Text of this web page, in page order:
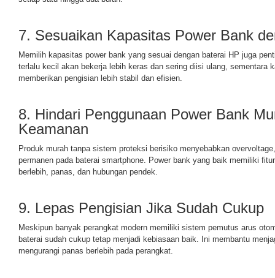
7. Sesuaikan Kapasitas Power Bank
Memilih kapasitas power bank yang sesuai dengan baterai HP juga
terlalu kecil akan bekerja lebih keras dan sering diisi ulang, sementara
memberikan pengisian lebih stabil dan efisien.
8. Hindari Penggunaan Power Bank
Keamanan
Produk murah tanpa sistem proteksi berisiko menyebabkan
permanen pada baterai smartphone. Power bank yang baik memiliki
berlebih, panas, dan hubungan pendek.
9. Lepas Pengisian Jika Sudah Cukup
Meskipun banyak perangkat modern memiliki sistem pemutus arus
baterai sudah cukup tetap menjadi kebiasaan baik. Ini membantu
mengurangi panas berlebih pada perangkat.